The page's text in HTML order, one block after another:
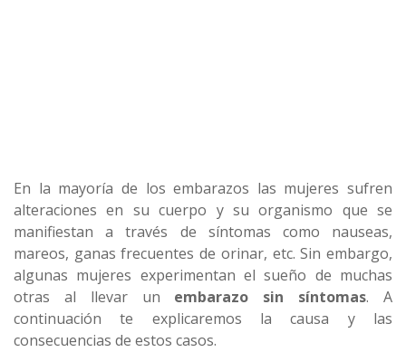
En la mayoría de los embarazos las mujeres sufren
alteraciones en su cuerpo y su organismo que se
manifiestan a través de síntomas como nauseas,
mareos, ganas frecuentes de orinar, etc. Sin embargo,
algunas mujeres experimentan el sueño de muchas
otras al llevar un embarazo sin síntomas. A
continuación te explicaremos la causa y las
consecuencias de estos casos.